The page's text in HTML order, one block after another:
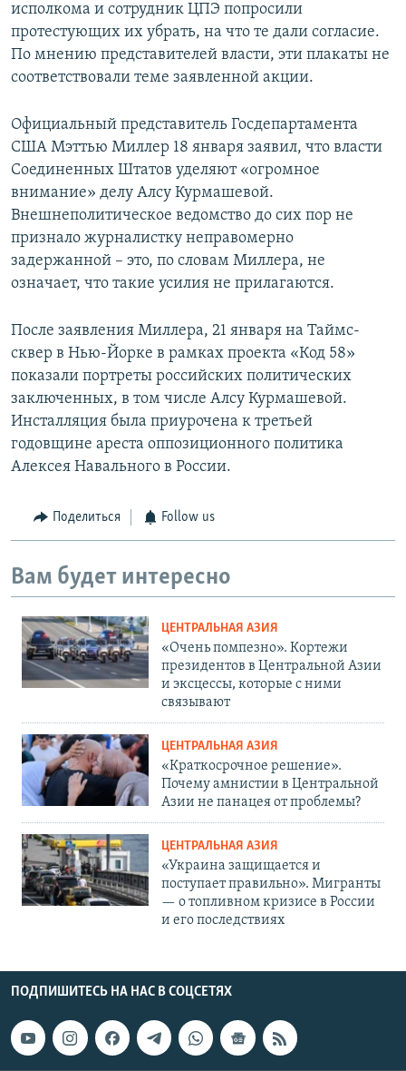
исполкома и сотрудник ЦПЭ попросили
протестующих их убрать, на что те дали согласие.
По мнению представителей власти, эти плакаты не
соответствовали теме заявленной акции.
Официальный представитель Госдепартамента
США Мэттью Миллер 18 января заявил, что власти
Соединенных Штатов уделяют «огромное
внимание» делу Алсу Курмашевой.
Внешнеполитическое ведомство до сих пор не
признало журналистку неправомерно
задержанной – это, по словам Миллера, не
означает, что такие усилия не прилагаются.
После заявления Миллера, 21 января на Таймс-
сквер в Нью-Йорке в рамках проекта «Код 58»
показали портреты российских политических
заключенных, в том числе Алсу Курмашевой.
Инсталляция была приурочена к третьей
годовщине ареста оппозиционного политика
Алексея Навального в России.
Поделиться Follow us
Вам будет интересно
ЦЕНТРАЛЬНАЯ АЗИЯ
«Очень помпезно». Кортежи
президентов в Центральной Азии
и эксцессы, которые с ними
связывают
ЦЕНТРАЛЬНАЯ АЗИЯ
«Краткосрочное решение».
Почему амнистии в Центральной
Азии не панацея от проблемы?
ЦЕНТРАЛЬНАЯ АЗИЯ
«Украина защищается и
поступает правильно». Мигранты
— о топливном кризисе в России
и его последствиях
ПОДПИШИТЕСЬ НА НАС В СОЦСЕТЯХ